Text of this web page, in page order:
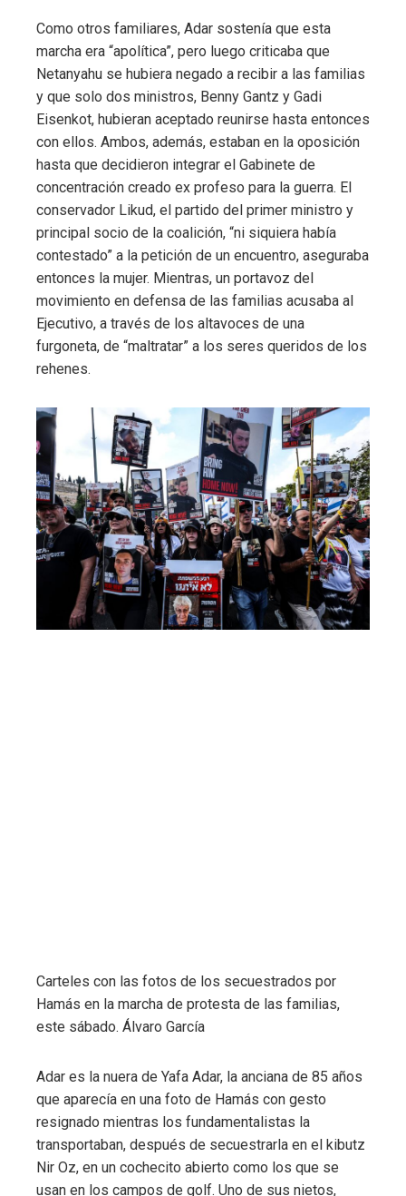
Como otros familiares, Adar sostenía que esta
marcha era “apolítica”, pero luego criticaba que
Netanyahu se hubiera negado a recibir a las familias
y que solo dos ministros, Benny Gantz y Gadi
Eisenkot, hubieran aceptado reunirse hasta entonces
con ellos. Ambos, además, estaban en la oposición
hasta que decidieron integrar el Gabinete de
concentración creado ex profeso para la guerra. El
conservador Likud, el partido del primer ministro y
principal socio de la coalición, “ni siquiera había
contestado” a la petición de un encuentro, aseguraba
entonces la mujer. Mientras, un portavoz del
movimiento en defensa de las familias acusaba al
Ejecutivo, a través de los altavoces de una
furgoneta, de “maltratar” a los seres queridos de los
rehenes.
Carteles con las fotos de los secuestrados por
Hamás en la marcha de protesta de las familias,
este sábado. Álvaro García
Adar es la nuera de Yafa Adar, la anciana de 85 años
que aparecía en una foto de Hamás con gesto
resignado mientras los fundamentalistas la
transportaban, después de secuestrarla en el kibutz
Nir Oz, en un cochecito abierto como los que se
usan en los campos de golf. Uno de sus nietos,